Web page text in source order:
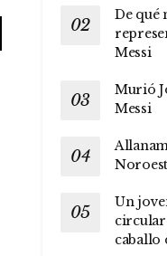
De qué
Messi
Murió
Messi
Un
circular
caballo